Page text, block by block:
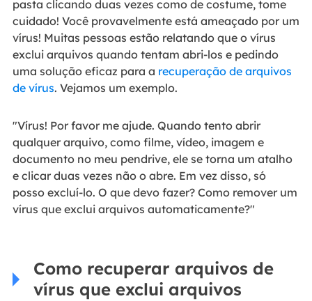
pasta clicando duas vezes como de costume, tome
cuidado! Você provavelmente está ameaçado por um
vírus! Muitas pessoas estão relatando que o vírus
exclui arquivos quando tentam abri-los e pedindo
uma solução eficaz para a recuperação de arquivos
de vírus. Vejamos um exemplo.
"Vírus! Por favor me ajude. Quando tento abrir
qualquer arquivo, como filme, vídeo, imagem e
documento no meu pendrive, ele se torna um atalho
e clicar duas vezes não o abre. Em vez disso, só
posso excluí-lo. O que devo fazer? Como remover um
vírus que exclui arquivos automaticamente?"
Como recuperar arquivos de
vírus que exclui arquivos